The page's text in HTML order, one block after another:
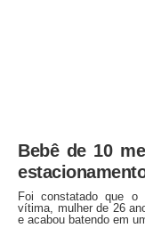
Bebê de 10
Foi constatado que
vítima, mulher de 26
e acabou batendo em